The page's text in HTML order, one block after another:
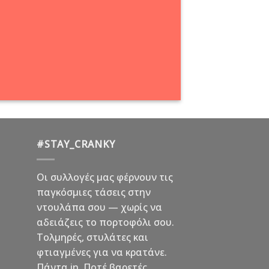
#STAY_CRANKY
Οι συλλογές μας φέρνουν τις
παγκόσμιες τάσεις στην
ντουλάπα σου — χωρίς να
αδειάζεις το πορτοφόλι σου.
Τολμηρές, στυλάτες και
φτιαγμένες για να κρατάνε.